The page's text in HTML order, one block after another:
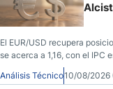
El EUR/USD recupera
se acerca a 1,16, con el IPC
Análisis Técnico10/08/2026